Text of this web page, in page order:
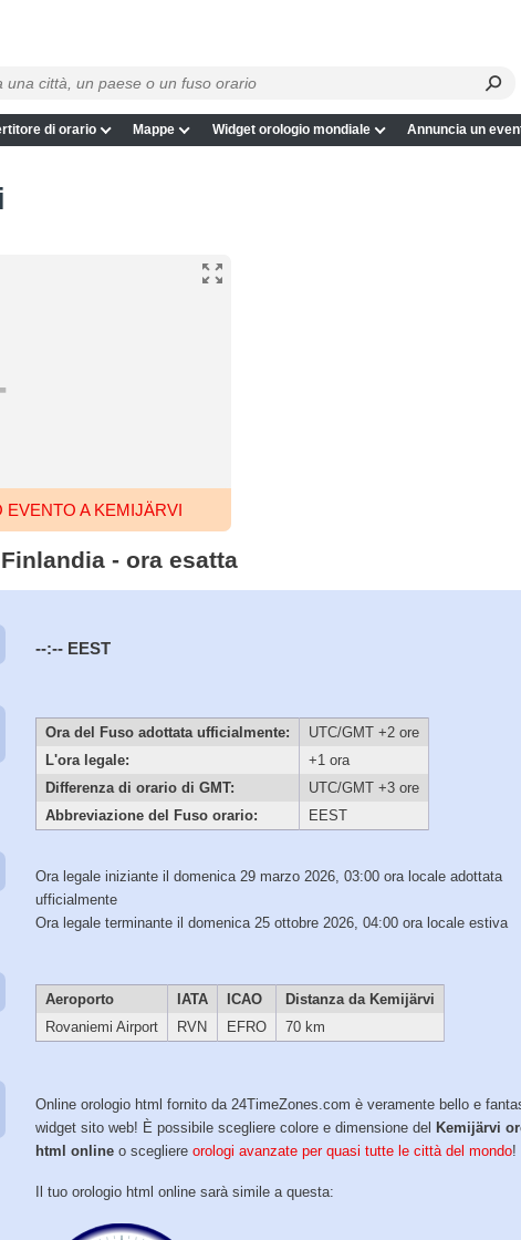
di orario Mappe Widget orologio mondiale Annuncia un
A KEMIJÄRVI
- ora esatta
--:-- EEST
Ora del Fuso adottata ufficialmente:
UTC/GMT +2 ore
L'ora legale:
+1 ora
Differenza di orario di GMT:
UTC/GMT +3 ore
Abbreviazione del Fuso orario:
EEST
Ora legale iniziante il domenica 29 marzo 2026, 03:00 ora locale adottata
ufficialmente
Ora legale terminante il domenica 25 ottobre 2026, 04:00 ora locale estiva
Aeroporto IATA ICAO
Distanza da Kemijärvi
Rovaniemi Airport
RVN EFRO 70 km
Online orologio html fornito da 24TimeZones.com è veramente bello e
widget sito web! È possibile scegliere colore e dimensione del Kemijärvi
html online o scegliereorologi avanzate per quasi tutte le città del mondo!
Il tuo orologio html online sarà simile a questa: